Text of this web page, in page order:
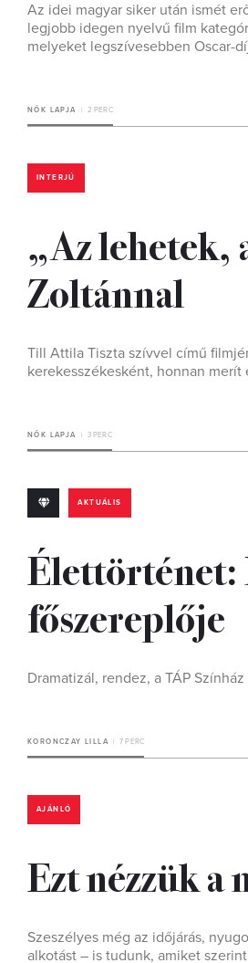
Az idei magyar siker után ismét
legjobb idegen nyelvű film
melyeket legszívesebben Oscar-
NŐK LAPJA 2 PERC
INTERJÚ
„Az lehetek,
Zoltánnal
Till Attila Tiszta szívvel című
kerekesszékesként, honnan
NŐK LAPJA 3 PERC
AKTUÁLIS
Élettörténet:
főszereplője
Dramatizál, rendez, a TÁP
KORONCZAY LILLA 7 PERC
AJÁNLÓ
Ezt nézzük
Szeszélyes még az időjárás,
alkotást – is tudunk, amiket